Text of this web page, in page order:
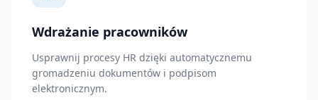
Wdrażanie pracowników
Usprawnij procesy HR dzięki automatycznemu
gromadzeniu dokumentów i podpisom
elektronicznym.